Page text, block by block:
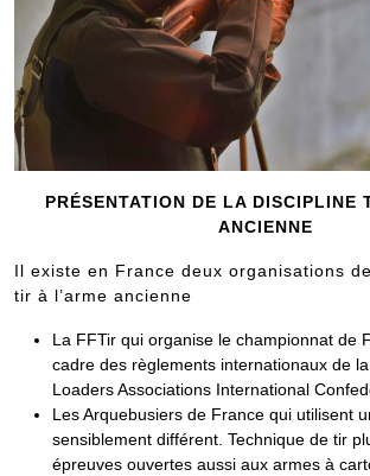
PRÉSENTATION DE LA DISCIPLINE
ANCIENNE
Il existe en France deux organisations
tir à l’arme ancienne
La FFTir qui organise le championnat de
cadre des règlements internationaux de
Loaders Associations International
Les Arquebusiers de France qui utilisent
sensiblement différent. Technique de tir
épreuves ouvertes aussi aux armes à